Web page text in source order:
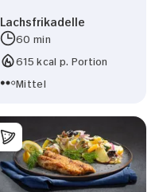
Lachsfrikadelle
60 min
615 kcal p. Portion
Mittel